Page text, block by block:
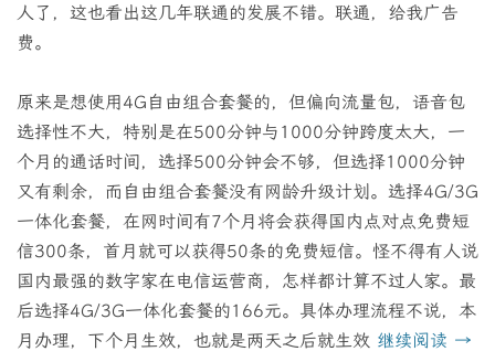
人了，这也看出这几年联通的发展不错。联通，给我广告
费。
原来是想使用4G自由组合套餐的，但偏向流量包，语音包
选择性不大，特别是在500分钟与1000分钟跨度太大，一
个月的通话时间，选择500分钟会不够，但选择1000分钟
又有剩余，而自由组合套餐没有网龄升级计划。选择4G/3G
一体化套餐，在网时间有7个月将会获得国内点对点免费短
信300条，首月就可以获得50条的免费短信。怪不得有人说
国内最强的数字家在电信运营商，怎样都计算不过人家。最
后选择4G/3G一体化套餐的166元。具体办理流程不说，本
月办理，下个月生效，也就是两天之后就生效 继续阅读 →